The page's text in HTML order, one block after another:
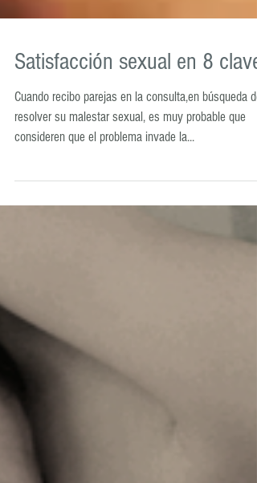
Satisfacción sexual en 8 claves
Cuando recibo parejas en la consulta,en búsqueda de
resolver su malestar sexual, es muy probable que